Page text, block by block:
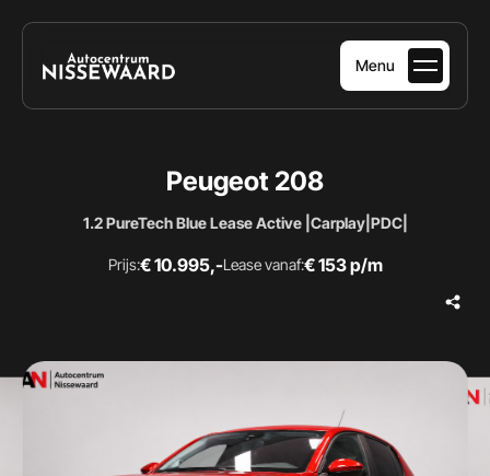
Menu
AANBOD
DIENSTEN
OVER ONS
CONTACT
Peugeot 208
1.2 PureTech Blue Lease Active |Carplay|PDC|
Prijs:€ 10.995,-Lease vanaf:€ 153 p/m